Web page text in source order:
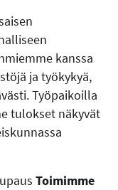
kanssa
ja työkykyä,
Työpaikoilla
tulokset näkyvät
Toimimme